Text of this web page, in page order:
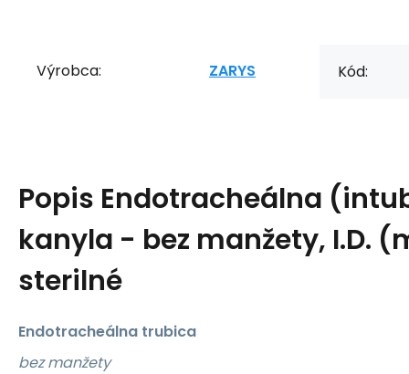
Výrobca: ZARYS Kód:
Popis Endotracheálna
kanyla - bez manžety, I.D.
sterilné
Endotracheálna trubica
bez manžety